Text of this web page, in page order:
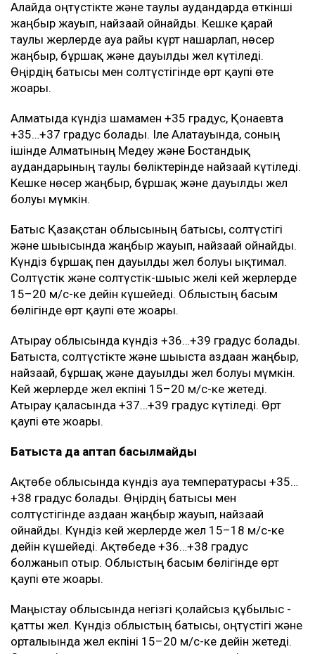
Алайда оңтүстікте және таулы аудандарда өткінші
жаңбыр жауып, найзағай ойнайды. Кешке қарай
таулы жерлерде ауа райы күрт нашарлап, нөсер
жаңбыр, бұршақ және дауылды жел күтіледі.
Өңірдің батысы мен солтүстігінде өрт қаупі өте
жоғары.
Алматыда күндіз шамамен +35 градус, Қонаевта
+35…+37 градус болады. Іле Алатауында, соның
ішінде Алматының Медеу және Бостандық
аудандарының таулы бөліктерінде найзағай күтіледі.
Кешке нөсер жаңбыр, бұршақ және дауылды жел
болуы мүмкін.
Батыс Қазақстан облысының батысы, солтүстігі
және шығысында жаңбыр жауып, найзағай ойнайды.
Күндіз бұршақ пен дауылды жел болуы ықтимал.
Солтүстік және солтүстік-шығыс желі кей жерлерде
15–20 м/с-ке дейін күшейеді. Облыстың басым
бөлігінде өрт қаупі өте жоғары.
Атырау облысында күндіз +36…+39 градус болады.
Батыста, солтүстікте және шығыста аздаған жаңбыр,
найзағай, бұршақ және дауылды жел болуы мүмкін.
Кей жерлерде жел екпіні 15–20 м/с-ке жетеді.
Атырау қаласында +37…+39 градус күтіледі. Өрт
қаупі өте жоғары.
Батыста да аптап басылмайды
Ақтөбе облысында күндіз ауа температурасы +35…
+38 градус болады. Өңірдің батысы мен
солтүстігінде аздаған жаңбыр жауып, найзағай
ойнайды. Күндіз кей жерлерде жел 15–18 м/с-ке
дейін күшейеді. Ақтөбеде +36…+38 градус
болжанып отыр. Облыстың басым бөлігінде өрт
қаупі өте жоғары.
Маңғыстау облысында негізгі қолайсыз құбылыс -
қатты жел. Күндіз облыстың батысы, оңтүстігі және
орталығында жел екпіні 15–20 м/с-ке дейін жетеді.